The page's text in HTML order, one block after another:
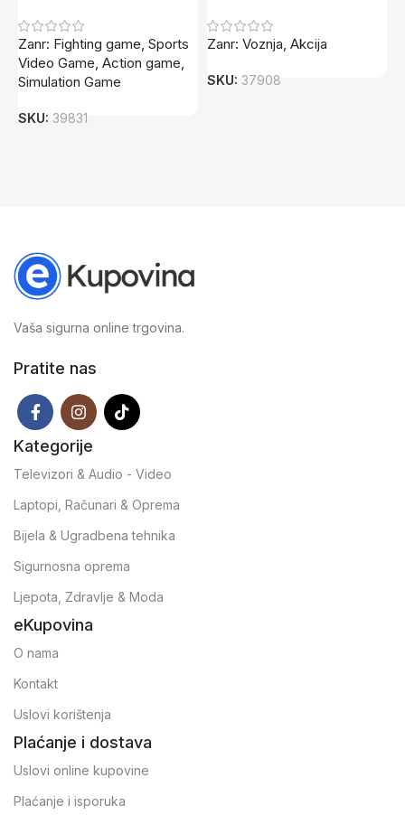
Zanr: Fighting game, Sports
Video Game, Action game,
Simulation Game
SKU: 39831
Zanr: Voznja, Akcija
SKU: 37908
Vaša sigurna online trgovina.
Pratite nas
Kategorije
Televizori & Audio - Video
Laptopi, Računari & Oprema
Bijela & Ugradbena tehnika
Sigurnosna oprema
Ljepota, Zdravlje & Moda
eKupovina
O nama
Kontakt
Uslovi korištenja
Plaćanje i dostava
Uslovi online kupovine
Plaćanje i isporuka